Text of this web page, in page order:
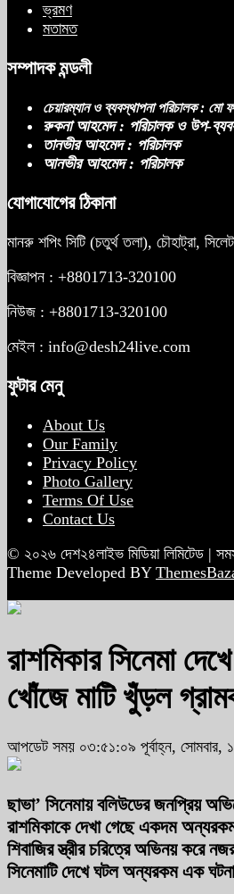
ভ্রমণ
মতামত
সম্পাদক মন্ডলী
চেয়ারম্যান ও ব্যবস্থাপনা পরিচালক : মো
রুকনা আহমেদ : পরিচালক ও উপ-
তানভীর আহমেদ : পরিচালক
আনভীর আহমেদ : পরিচালক
যোগাযোগের ঠিকানা
মানরু শপিং সিটি (চতুর্থ তলা), চৌহাট্রা,
বিজ্ঞাপন : +8801713-320100
নিউজ : +8801713-320100
মেইল : info@desh24live.com
ফুটার মেনু
About Us
Our Family
Privacy Policy
Photo Gallery
Terms Of Use
Contact Us
© ২০২৬ দেশ২৪লাইভ মিডিয়া লিমিটেড |
Theme Developed BY
রাশমিকার সিনেমা
খোঁজে মাটি খুঁড়ল
আপডেট সময় ০৩:৫১:০৯ পূর্বাহ্ন, সোমবার,
ছাভা’ সিনেমায় বলিউডের জনপ্রিয়
রাশমিকাকে দেখা গেছে একদম
শিবাজির স্ত্রীর চরিত্রে অভিনয় করে
সিনেমাটি দেখে ঘটল অন্যরকম এক